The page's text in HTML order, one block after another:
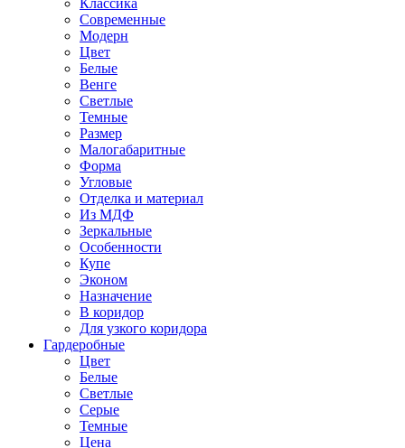
Классика
Современные
Модерн
Цвет
Белые
Венге
Светлые
Темные
Размер
Малогабаритные
Форма
Угловые
Отделка и материал
Из МДФ
Зеркальные
Особенности
Купе
Эконом
Назначение
В коридор
Для узкого коридора
Гардеробные
Цвет
Белые
Светлые
Серые
Темные
Цена